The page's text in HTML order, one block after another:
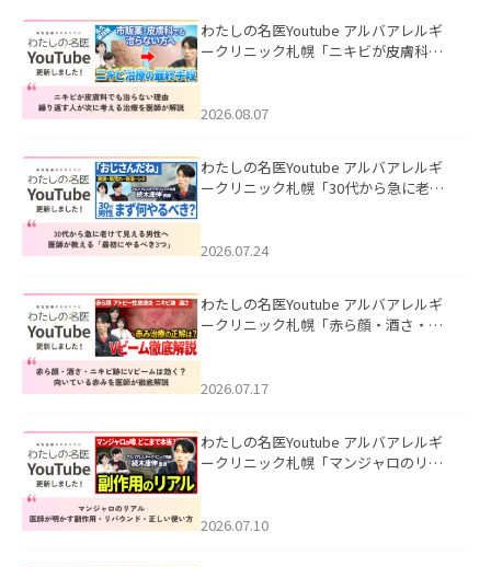
わたしの名医Youtube アルバアレルギ
ークリニック札幌「ニキビが皮膚科で
ました。
2026.08.07
わたしの名医Youtube アルバアレルギ
ークリニック札幌「30代から急に老け
た。
2026.07.24
わたしの名医Youtube アルバアレルギ
ークリニック札幌「赤ら顔・酒さ・ニ
した。
2026.07.17
わたしの名医Youtube アルバアレルギ
ークリニック札幌「マンジャロのリア
た。
2026.07.10